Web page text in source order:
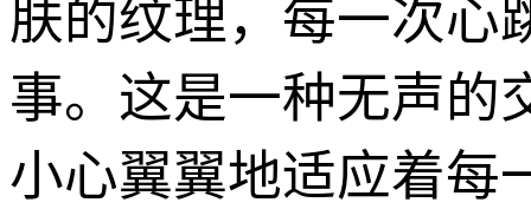
肤的纹理，每一次心
事。这是一种无声的
小心翼翼地适应着每